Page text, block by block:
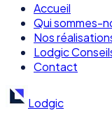
Accueil
Qui sommes-
Nos
Lodgic
Contact
Lodgic